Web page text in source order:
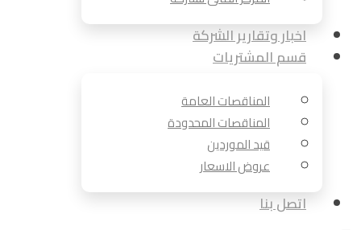
اخبار وتقارير الشركة
قسم المشتريات
المناقصات العامة
المناقصات المحدودة
قيد الموردين
عروض الاسعار
اتصل بنا